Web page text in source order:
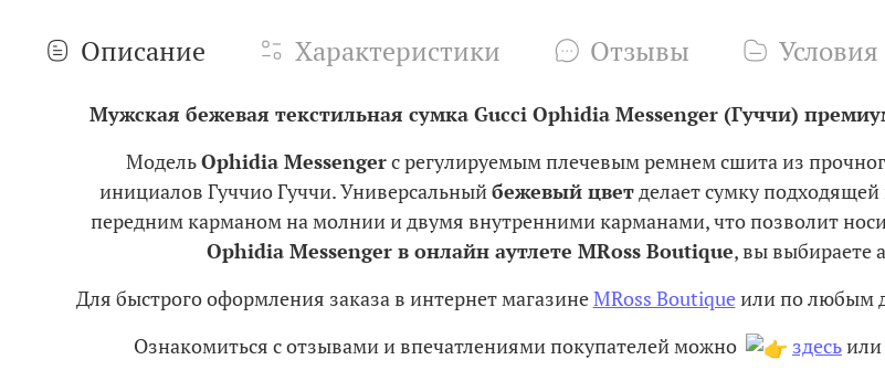
Описание Характеристики Отзывы
Мужская бежевая текстильная сумка Gucci Ophidia Messenger (Гуччи)
МодельOphidia Messengerс регулируемым плечевым ремнем сшита из
инициалов Гуччио Гуччи. Универсальныйбежевый цветделает сумку
передним карманом на молнии и двумя внутренними карманами, что позволит
Ophidia Messenger в онлайн аутлете MRoss Boutique, вы выбираете
Для быстрого оформления заказа в интернет магазинеMRoss Boutiqueили по любым
Ознакомиться с отзывами и впечатлениями покупателей можно
здесьили